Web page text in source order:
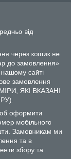
від
через кошик не
до замовлення»
сайті
замовлення
ЯКІ ВКАЗАНІ
оформити
мобільного
Замовникам ми
та в
збору та